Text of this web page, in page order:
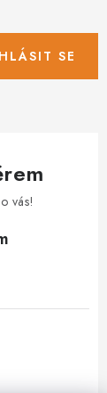
SE
vás!